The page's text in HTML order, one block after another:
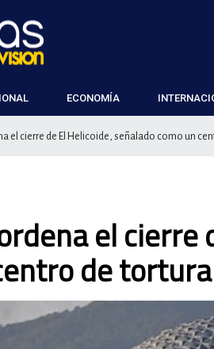
ECONOMÍA
el cierre de El Helicoide, señalado como un
el cierre
de